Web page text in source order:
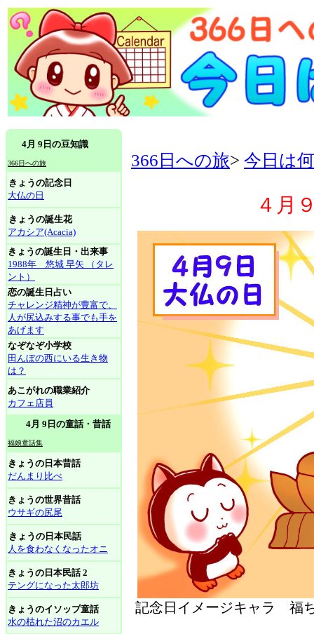
4月 9日の豆知識
366日への旅
きょうの記念日
大仏の日
きょうの誕生花
アカシア(Acacia)
きょうの誕生日・出来事
1988年 悠城 早矢 （タレ
ント）
恋の誕生日占い
チャレンジ精神が豊富で、
人が尻込みする事でも手を
あげます
なぞなぞ小学校
田んぼの西にいる生き物
は？
あこがれの職業紹介
カフェ店員
4月 9日の童話・昔話
福娘童話集
きょうの日本昔話
だんまり比べ
きょうの世界昔話
ウサギの尻尾
きょうの日本民話
人を食わなくなったオニ
きょうの日本民話 2
テングになった太郎坊
きょうのイソップ童話
水の枯れた沼のカエル
366日への旅> 今日は
４月
記念日イメージキャラ 福